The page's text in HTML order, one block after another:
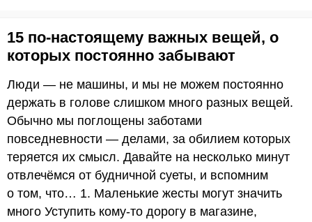
15 по-настоящему важных вещей, о
которых постоянно забывают
Люди — не машины, и мы не можем постоянно
держать в голове слишком много разных вещей.
Обычно мы поглощены заботами
повседневности — делами, за обилием которых
теряется их смысл. Давайте на несколько минут
отвлечёмся от будничной суеты, и вспомним
о том, что… 1. Маленькие жесты могут значить
много Уступить кому-то дорогу в магазине,